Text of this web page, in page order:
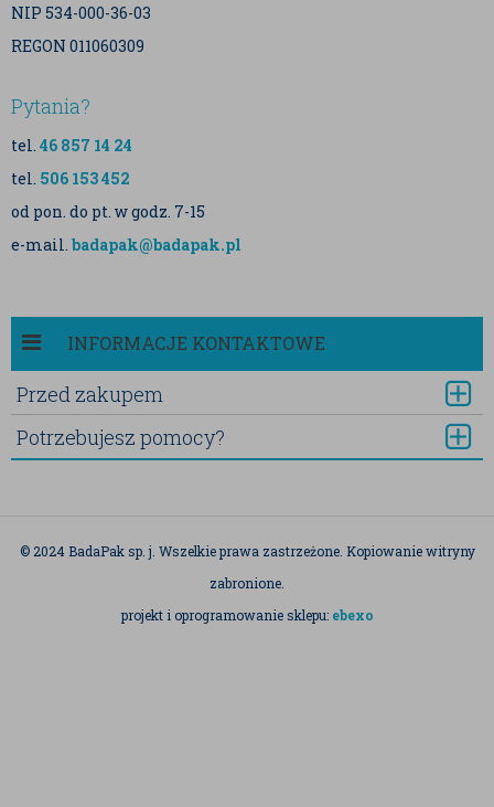
NIP 534-000-36-03
REGON 011060309
Pytania?
tel. 46 857 14 24
tel. 506 153 452
od pon. do pt. w godz. 7-15
e-mail. badapak@badapak.pl
INFORMACJE KONTAKTOWE
Przed zakupem
Potrzebujesz pomocy?
© 2024 BadaPak sp. j. Wszelkie prawa zastrzeżone. Kopiowanie witryny
zabronione.
projekt i oprogramowanie sklepu: ebexo